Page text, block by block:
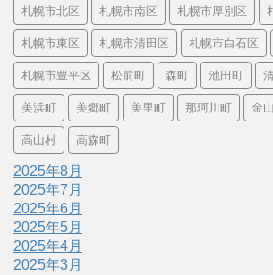
札幌市北区 札幌市南区 札幌市厚別区
札幌市東区 札幌市清田区 札幌市白石区
札幌市豊平区 松前町 森町 池田町
美浜町 美郷町 美里町 那珂川町 金
高山村 高森町
2025年8月
2025年7月
2025年6月
2025年5月
2025年4月
2025年3月